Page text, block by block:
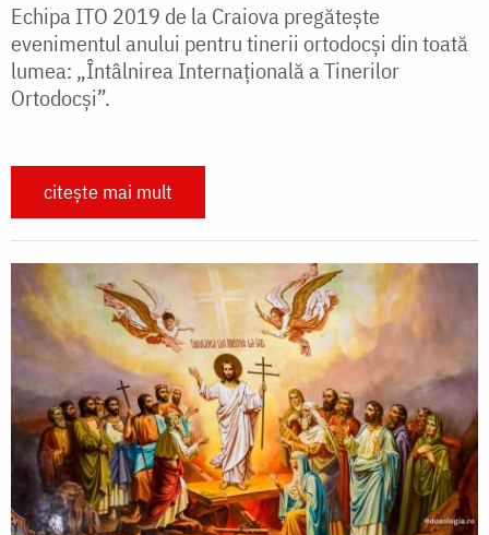
Echipa ITO 2019 de la Craiova pregătește
evenimentul anului pentru tinerii ortodocși din toată
lumea: „Întâlnirea Internațională a Tinerilor
Ortodocși”.
citește mai mult